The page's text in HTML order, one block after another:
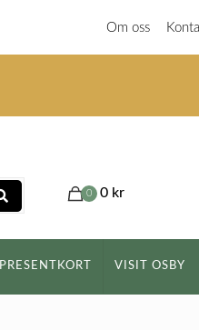
0 0 kr
PRESENTKORT VISIT OSBY
Om oss